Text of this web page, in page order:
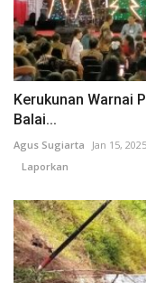
Kerukunan Warnai
Balai...
Agus Sugiarta Jan 15, 2025
Laporkan